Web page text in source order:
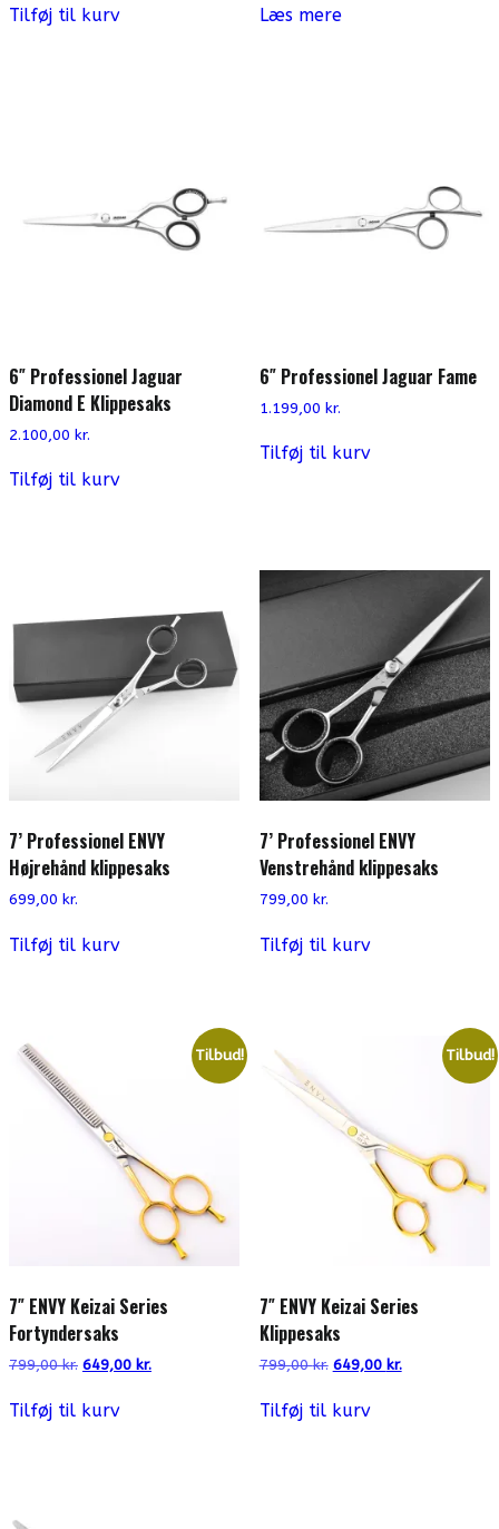
Tilføj til kurv Læs mere
6″ Professionel Jaguar
Diamond E Klippesaks
2.100,00 kr.
Tilføj til kurv
6″ Professionel Jaguar Fame
1.199,00 kr.
Tilføj til kurv
7’ Professionel ENVY
Højrehånd klippesaks
699,00 kr.
Tilføj til kurv
7’ Professionel ENVY
Venstrehånd klippesaks
799,00 kr.
Tilføj til kurv
Tilbud!
7″ ENVY Keizai Series
Fortyndersaks
799,00kr. Den
pris
var:
649,00 kr.Den
Tilføj til kurv
Tilbud!
7″ ENVY Keizai Series
Klippesaks
799,00kr. Den
pris
var:
649,00 kr.Den
Tilføj til kurv